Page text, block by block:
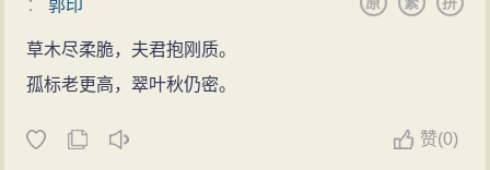
：郭印
草木尽柔脆，夫君抱刚质。
孤标老更高，翠叶秋仍密。
赞(0)